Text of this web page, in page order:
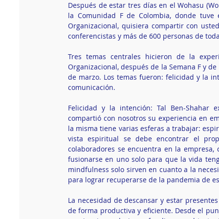
Después de estar tres días en el Wohasu
la Comunidad F de Colombia, donde
Organizacional, quisiera compartir con
conferencistas y más de 600 personas de
Tres temas centrales hicieron de la
Organizacional, después de la Semana F y
de marzo. Los temas fueron: felicidad y la
comunicación.
Felicidad y la intención: Tal Ben-Shahar
compartió con nosotros su experiencia en
la misma tiene varias esferas a trabajar:
vista espiritual se debe encontrar el
colaboradores se encuentra en la
fusionarse en uno solo para que la vida
mindfulness solo sirven en cuanto a la
para lograr recuperarse de la pandemia de
La necesidad de descansar y estar
de forma productiva y eficiente. Desde el